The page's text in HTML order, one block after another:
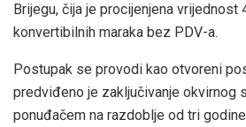
Brijegu, čija je procijenjena vrijednost
konvertibilnih maraka bez PDV-a.
Postupak se provodi kao otvoreni
predviđeno je zaključivanje okvirnog
ponuđačem na razdoblje od tri